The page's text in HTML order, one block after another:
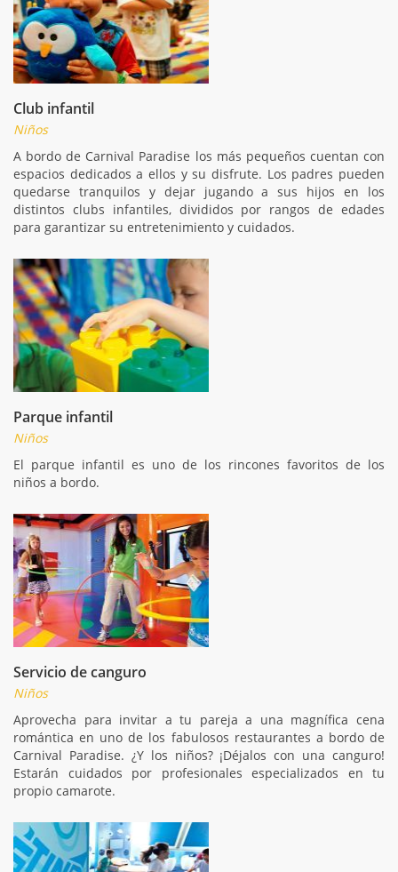
Club infantil
Niños
A bordo de Carnival Paradise los más pequeños cuentan con
espacios dedicados a ellos y su disfrute. Los padres pueden
quedarse tranquilos y dejar jugando a sus hijos en los
distintos clubs infantiles, divididos por rangos de edades
para garantizar su entretenimiento y cuidados.
Parque infantil
Niños
El parque infantil es uno de los rincones favoritos de los
niños a bordo.
Servicio de canguro
Niños
Aprovecha para invitar a tu pareja a una magnífica cena
romántica en uno de los fabulosos restaurantes a bordo de
Carnival Paradise. ¿Y los niños? ¡Déjalos con una canguro!
Estarán cuidados por profesionales especializados en tu
propio camarote.